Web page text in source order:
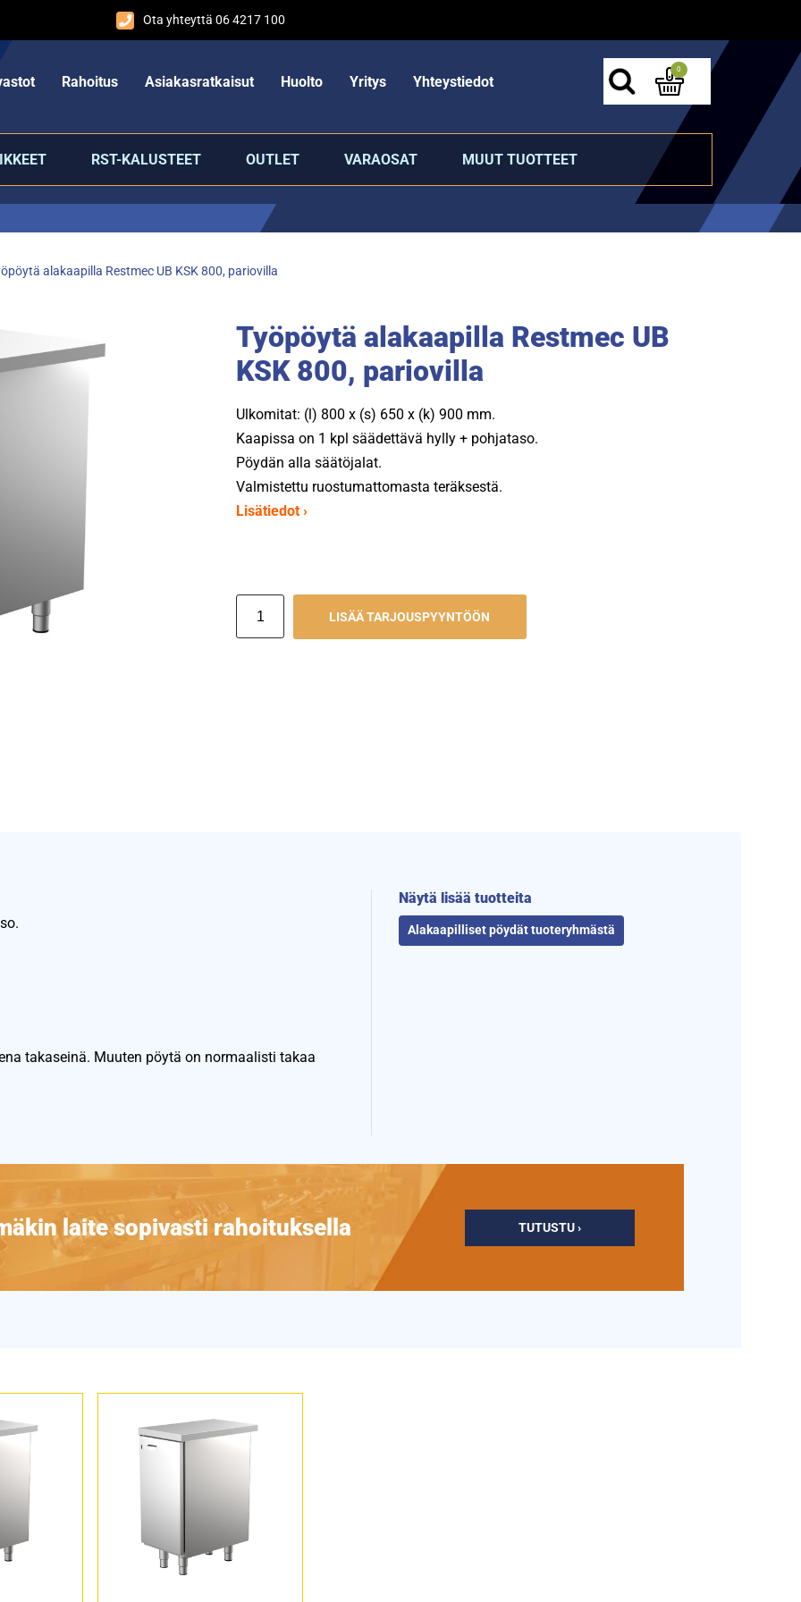
Ota yhteyttä 06 4217 100
Rahoitus Asiakasratkaisut Huolto Yritys Yhteystiedot
0
RST-KALUSTEET OUTLET VARAOSAT MUUT TUOTTEET
alakaapilla Restmec UB KSK 800, pariovilla
Työpöytä alakaapilla Restmec UB
KSK 800, pariovilla
Ulkomitat: (l) 800 x (s) 650 x (k) 900 mm.
Kaapissa on 1 kpl säädettävä hylly + pohjataso.
Pöydän alla säätöjalat.
Valmistettu ruostumattomasta teräksestä.
Lisätiedot ›
LISÄÄ TARJOUSPYYNTÖÖN
takaseinä. Muuten pöytä on normaalisti takaa
Näytä lisää tuotteita
Alakaapilliset pöydät tuoteryhmästä
laite sopivasti rahoituksella TUTUSTU ›